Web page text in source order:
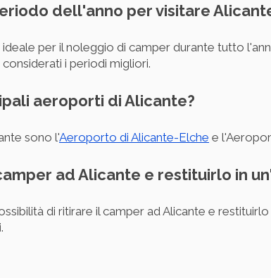
dell'anno per visitare
per il noleggio di camper durante tutto
i periodi migliori.
aeroporti di Alicante?
sono l'Aeroporto di Alicante-Elche e
ad Alicante e restituirlo in
di ritirare il camper ad Alicante e